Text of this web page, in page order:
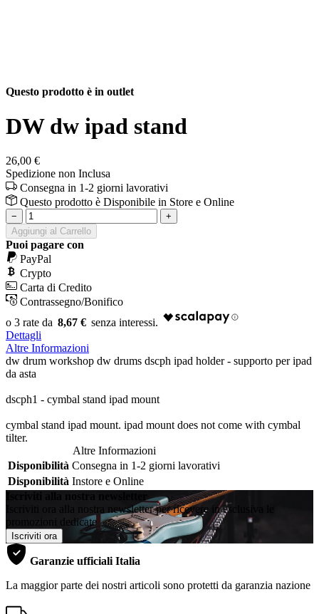
Questo prodotto è in outlet
DW dw ipad stand
26,00 €
Spedizione non Inclusa
Consegna in 1-2 giorni lavorativi
Questo prodotto è Disponibile in Store e Online
−
+
Aggiungi al Carrello
Puoi pagare con
PayPal
Crypto
Carta di Credito
Contrassegno/Bonifico
8,67 €
Dettagli
Altre Informazioni
dw drum workshop dw drums dscph ipad holder - supporto per ipad
da asta
dscph1 - cymbal stand ipad mount
cymbal stand ipad mount. ipad mount does not come with cymbal
tilter.
Altre Informazioni
Disponibilità Consegna in 1-2 giorni lavorativi
Disponibilità Instore e Online
Iscriviti alla nostra newsletter
Iscriviti ora alla nostra newsletter per ricevere in esclusiva le
promozioni dedicate
Iscriviti ora
Garanzie ufficiali Italia
La maggior parte dei nostri articoli sono protetti da garanzia nazione